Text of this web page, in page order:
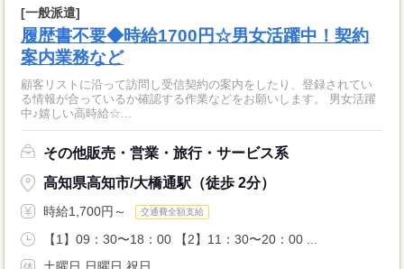
[一般派遣]
履歴書不要◆時給1700円☆男女活躍中！契約
案内業務など
顧客リストに沿って訪問し受信契約の案内をしたり、登録されてい
る情報が合っているか確認する作業などをお願いします。 男女活躍
中♪嬉しい高時給☆...
その他販売・営業・旅行・サービス系
高知県高知市/大橋通駅（徒歩 2分）
時給1,700円～ 交通費全額支給
【1】09：30〜18：00 【2】11：30〜20：00 ...